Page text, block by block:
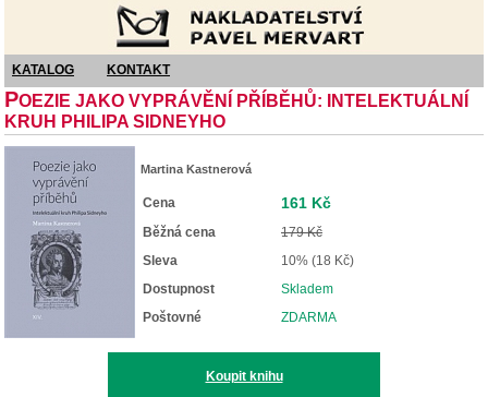
KATALOG KONTAKT
POEZIE JAKO VYPRÁVĚNÍ PŘÍBĚHŮ: INTELEKTUÁLNÍ
KRUH PHILIPA SIDNEYHO
Martina Kastnerová
Cena 161 Kč
Běžná cena
179 Kč
Sleva
10% (18 Kč)
Dostupnost
Skladem
Poštovné
ZDARMA
Koupit knihu